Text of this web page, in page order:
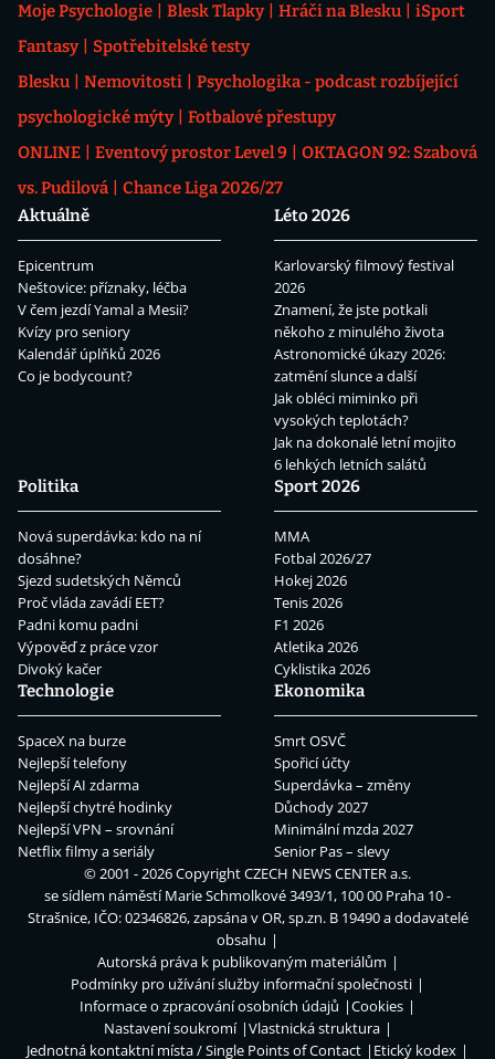
Moje Psychologie Blesk Tlapky Hráči na Blesku
iSport
Fantasy
Spotřebitelské testy
Blesku
Nemovitosti
Psychologika - podcast rozbíjející
psychologické mýty
Fotbalové přestupy
ONLINE
Eventový prostor Level 9
OKTAGON 92: Szabová
vs. Pudilová
Chance Liga 2026/27
Aktuálně
Epicentrum
Neštovice: příznaky, léčba
V čem jezdí Yamal a Mesii?
Kvízy pro seniory
Kalendář úplňků 2026
Co je bodycount?
Léto 2026
Karlovarský filmový festival
2026
Znamení, že jste potkali
někoho z minulého života
Astronomické úkazy 2026:
zatmění slunce a další
Jak obléci miminko při
vysokých teplotách?
Jak na dokonalé letní mojito
6 lehkých letních salátů
Politika
Nová superdávka: kdo na ní
dosáhne?
Sjezd sudetských Němců
Proč vláda zavádí EET?
Padni komu padni
Výpověď z práce vzor
Divoký kačer
Sport 2026
MMA
Fotbal 2026/27
Hokej 2026
Tenis 2026
F1 2026
Atletika 2026
Cyklistika 2026
Technologie
SpaceX na burze
Nejlepší telefony
Nejlepší AI zdarma
Nejlepší chytré hodinky
Nejlepší VPN – srovnání
Netflix filmy a seriály
Ekonomika
Smrt OSVČ
Spořicí účty
Superdávka – změny
Důchody 2027
Minimální mzda 2027
Senior Pas – slevy
© 2001 - 2026 CopyrightCZECH NEWS CENTER a.s.
se sídlem náměstí Marie Schmolkové 3493/1, 100 00 Praha 10 -
Strašnice, IČO: 02346826, zapsána v OR, sp.zn. B 19490 a dodavatelé
obsahu
Autorská práva k publikovaným materiálům
Podmínky pro užívání služby informační společnosti
Informace o zpracování osobních údajů
Cookies
Nastavení soukromí
Vlastnická struktura
Jednotná kontaktní místa / Single Points of Contact
Etický kodex